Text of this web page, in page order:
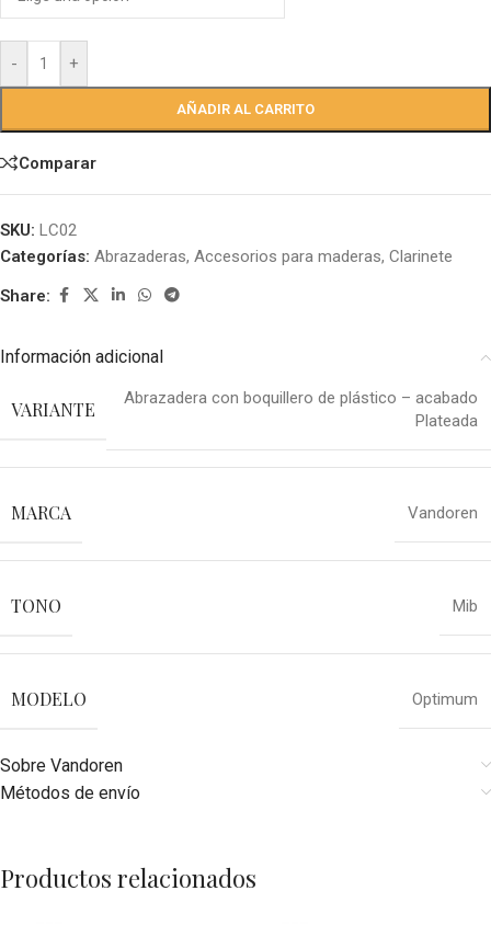
- +
AÑADIR AL CARRITO
Comparar
SKU: LC02
Categorías: Abrazaderas, Accesorios para maderas, Clarinete
Share:
Información adicional
VARIANTE
Abrazadera con boquillero de plástico – acabado
Plateada
MARCA Vandoren
TONO Mib
MODELO Optimum
Sobre Vandoren
Métodos de envío
Productos relacionados